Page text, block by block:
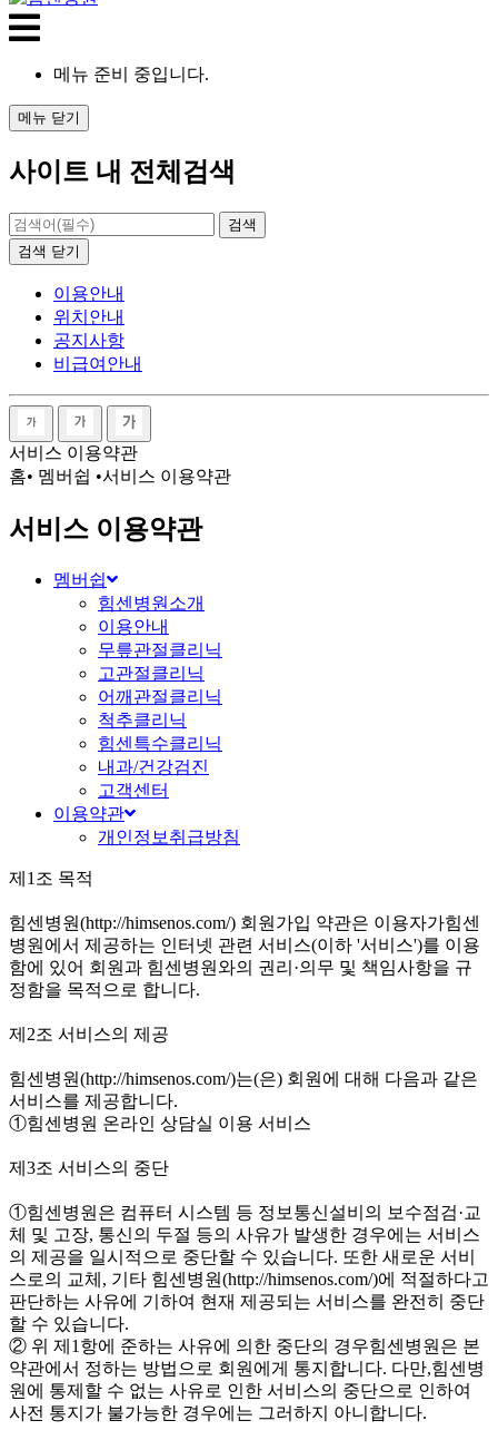
메뉴 준비 중입니다.
메뉴 닫기
사이트 내 전체검색
검색 닫기
이용안내
위치안내
공지사항
비급여안내
서비스 이용약관
홈• 멤버쉽 •서비스 이용약관
서비스 이용약관
멤버쉽
힘센병원소개
이용안내
무릎관절클리닉
고관절클리닉
어깨관절클리닉
척추클리닉
힘센특수클리닉
내과/건강검진
고객센터
이용약관
개인정보취급방침
제1조 목적
힘센병원(http://himsenos.com/) 회원가입 약관은 이용자가힘센
병원에서 제공하는 인터넷 관련 서비스(이하 '서비스')를 이용
함에 있어 회원과 힘센병원와의 권리·의무 및 책임사항을 규
정함을 목적으로 합니다.
제2조 서비스의 제공
힘센병원(http://himsenos.com/)는(은) 회원에 대해 다음과 같은
서비스를 제공합니다.
①힘센병원 온라인 상담실 이용 서비스
제3조 서비스의 중단
①힘센병원은 컴퓨터 시스템 등 정보통신설비의 보수점검·교
체 및 고장, 통신의 두절 등의 사유가 발생한 경우에는 서비스
의 제공을 일시적으로 중단할 수 있습니다. 또한 새로운 서비
스로의 교체, 기타 힘센병원(http://himsenos.com/)에 적절하다고
판단하는 사유에 기하여 현재 제공되는 서비스를 완전히 중단
할 수 있습니다.
② 위 제1항에 준하는 사유에 의한 중단의 경우힘센병원은 본
약관에서 정하는 방법으로 회원에게 통지합니다. 다만,힘센병
원에 통제할 수 없는 사유로 인한 서비스의 중단으로 인하여
사전 통지가 불가능한 경우에는 그러하지 아니합니다.